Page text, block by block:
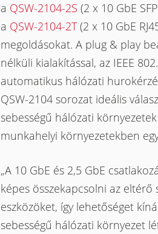
a QSW-2104-2S (2 x 10 GbE
a QSW-2104-2T(2 x 10 GbE
megoldásokat. A plug & play
nélküli kialakítással, az IEEE
automatikus hálózati
QSW-2104 sorozat ideális
sebességű hálózati
munkahelyi környezetekben
„A 10 GbE és 2,5 GbE
képes összekapcsolni az eltérő
eszközöket, így lehetőséget
sebességű hálózati környezet